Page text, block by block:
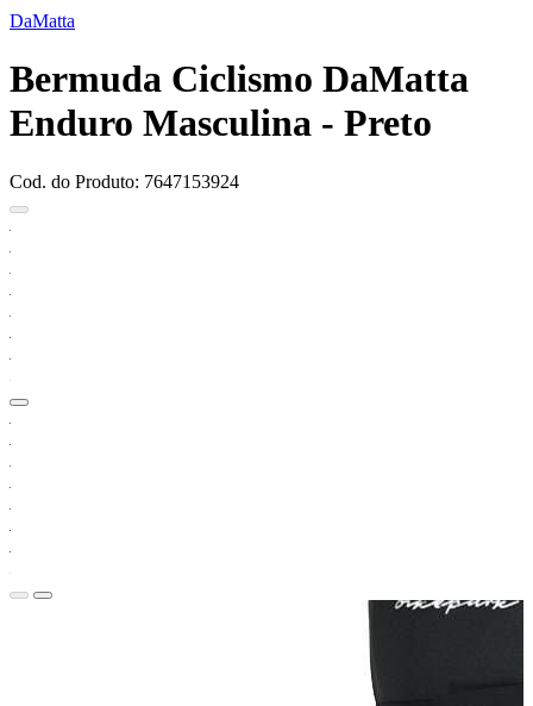
DaMatta
Bermuda Ciclismo DaMatta
Enduro Masculina - Preto
Cod. do Produto: 7647153924